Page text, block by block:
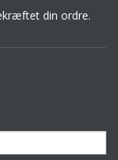
din ordre.